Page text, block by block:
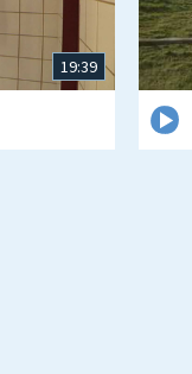
19:39